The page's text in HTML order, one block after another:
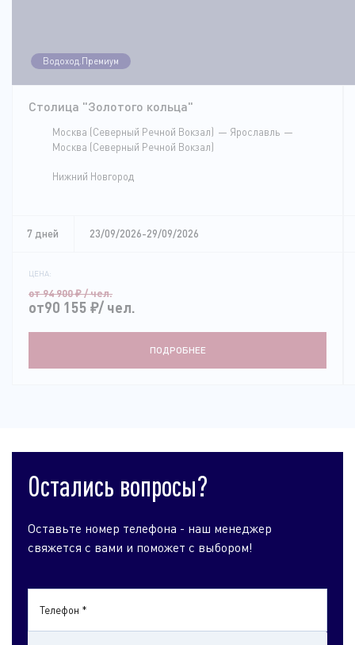
Водоход.Премиум
Столица "Золотого кольца"
Москва (Северный Речной Вокзал)
Ярославль
Москва (Северный Речной Вокзал)
Нижний Новгород
7 дней 23/09/2026-29/09/2026
ЦЕНА:
от 94 900₽/ чел.
от90 155 ₽/ чел.
ПОДРОБНЕЕ
Остались вопросы?
Оставьте номер телефона - наш менеджер
свяжется с вами и поможет с выбором!
Телефон *